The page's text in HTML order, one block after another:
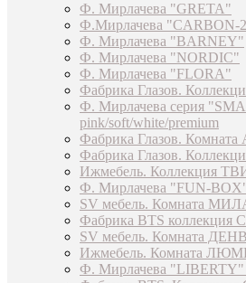
Ф. Мирлачева "GRETA"
Ф.Мирлачева "CARBON-
Ф. Мирлачева "BARNEY"
Ф. Мирлачева "NORDIC"
Ф. Мирлачева "FLORA"
Фабрика Глазов.
Ф. Мирлачева серия
pink/soft/white/premium
Фабрика Глазов. Комната
Фабрика Глазов.
Ижмебель. Коллекция
Ф. Мирлачева "FUN-
SV мебель. Комната
Фабрика BTS коллекция
SV мебель. Комната
Ижмебель. Комната
Ф. Мирлачева "LIBERTY"